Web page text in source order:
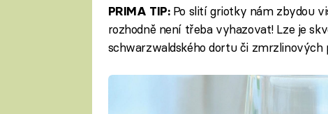
PRIMA TIP:Po slití griotky nám zbydou
rozhodně není třeba vyhazovat! Lze je
schwarzwaldského dortu či zmrzlinových